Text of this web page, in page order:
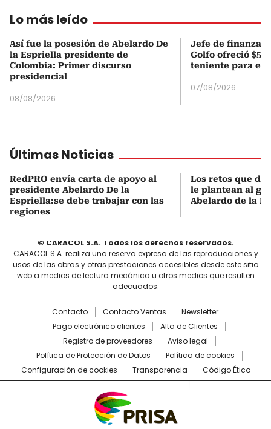
Lo más leído
Así fue la posesión de Abelardo De
la Espriella presidente de
Colombia: Primer discurso
presidencial
08/08/2026
Jefe de finanzas
Golfo ofreció
teniente para
07/08/2026
Últimas Noticias
RedPRO envía carta de apoyo al
presidente Abelardo De la
Espriella:se debe trabajar con las
regiones
Los retos que
le plantean al
Abelardo de la
© CARACOL S.A. Todos los derechos reservados.
CARACOL S.A. realiza una reserva expresa de las reproducciones y
usos de las obras y otras prestaciones accesibles desde este sitio
web a medios de lectura mecánica u otros medios que resulten
adecuados.
Contacto Contacto Ventas
Newsletter
Pago electrónico clientes
Alta de Clientes
Registro de proveedores
Aviso legal
Política de Protección de Datos
Política de cookies
Configuración de cookies
Transparencia Código Ético